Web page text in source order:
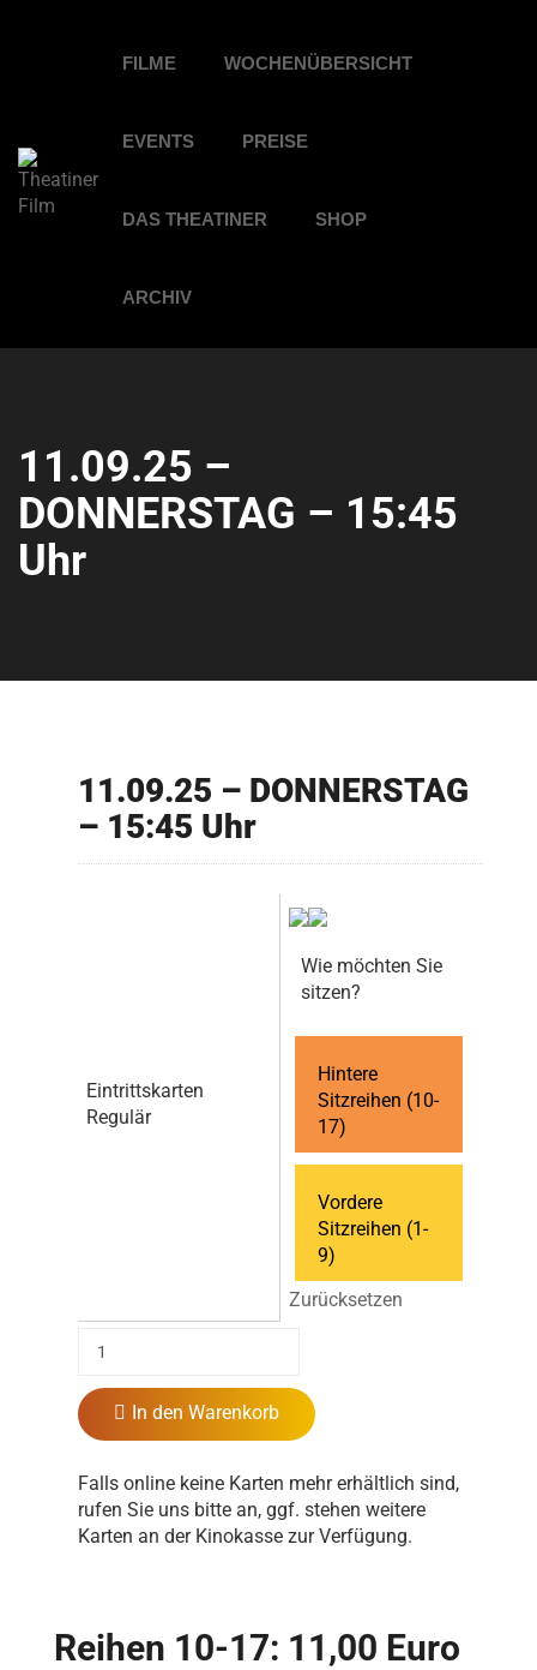
FILME WOCHENÜBERSICHT
EVENTS PREISE
DAS THEATINER SHOP
ARCHIV
11.09.25 –
DONNERSTAG – 15:45
Uhr
11.09.25 – DONNERSTAG
– 15:45 Uhr
Eintrittskarten
Regulär
Wie möchten Sie
sitzen?
Hintere
Sitzreihen (10-
17)
Vordere
Sitzreihen (1-
9)
Zurücksetzen
In den Warenkorb
Falls online keine Karten mehr erhältlich sind,
rufen Sie uns bitte an, ggf. stehen weitere
Karten an der Kinokasse zur Verfügung.
Reihen 10-17: 11,00 Euro